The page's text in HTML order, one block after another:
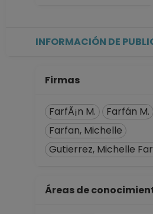
INFORMACIÓN DE
Firmas
FarfÃ¡n M.
Farfán M.
Farfan, Michelle
Gutierrez, Michelle
Áreas de